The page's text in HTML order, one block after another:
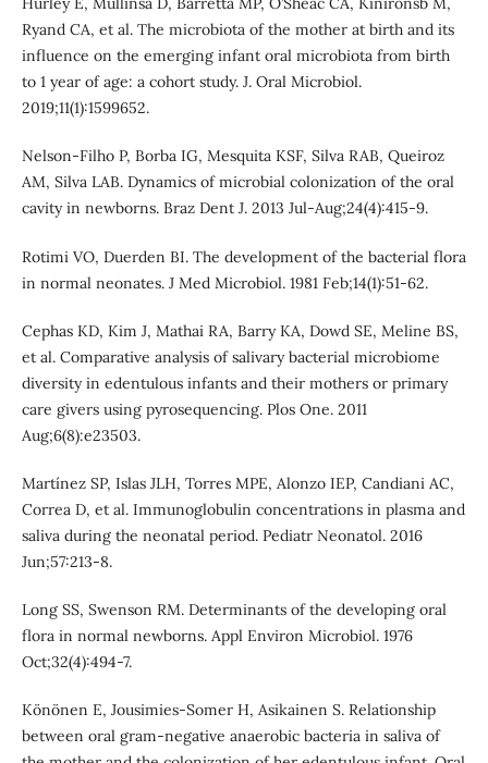
Ryand CA, et al. The microbiota of the mother at birth and its
influence on the emerging infant oral microbiota from birth
to 1 year of age: a cohort study. J. Oral Microbiol.
2019;11(1):1599652.
Nelson-Filho P, Borba IG, Mesquita KSF, Silva RAB, Queiroz
AM, Silva LAB. Dynamics of microbial colonization of the oral
cavity in newborns. Braz Dent J. 2013 Jul-Aug;24(4):415-9.
Rotimi VO, Duerden BI. The development of the bacterial flora
in normal neonates. J Med Microbiol. 1981 Feb;14(1):51-62.
Cephas KD, Kim J, Mathai RA, Barry KA, Dowd SE, Meline BS,
et al. Comparative analysis of salivary bacterial microbiome
diversity in edentulous infants and their mothers or primary
care givers using pyrosequencing. Plos One. 2011
Aug;6(8):e23503.
Martínez SP, Islas JLH, Torres MPE, Alonzo IEP, Candiani AC,
Correa D, et al. Immunoglobulin concentrations in plasma and
saliva during the neonatal period. Pediatr Neonatol. 2016
Jun;57:213-8.
Long SS, Swenson RM. Determinants of the developing oral
flora in normal newborns. Appl Environ Microbiol. 1976
Oct;32(4):494-7.
Könönen E, Jousimies-Somer H, Asikainen S. Relationship
between oral gram-negative anaerobic bacteria in saliva of